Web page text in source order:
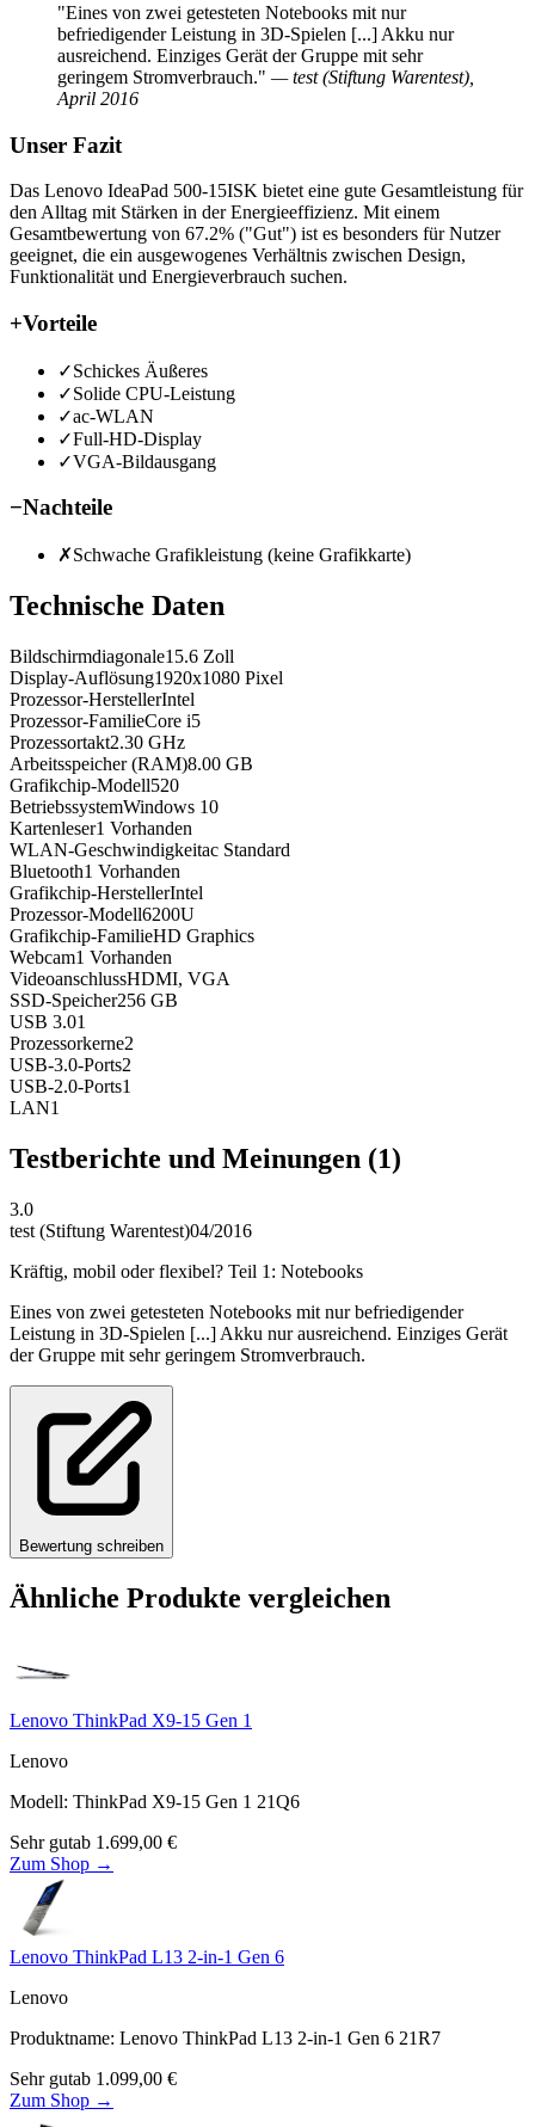
"Eines von zwei getesteten Notebooks mit nur
befriedigender Leistung in 3D-Spielen [...] Akku nur
ausreichend. Einziges Gerät der Gruppe mit sehr
geringem Stromverbrauch." — test (Stiftung Warentest),
April 2016
Unser Fazit
Das Lenovo IdeaPad 500-15ISK bietet eine gute Gesamtleistung für
den Alltag mit Stärken in der Energieeffizienz. Mit einem
Gesamtbewertung von 67.2% ("Gut") ist es besonders für Nutzer
geeignet, die ein ausgewogenes Verhältnis zwischen Design,
Funktionalität und Energieverbrauch suchen.
+Vorteile
✓Schickes Äußeres
✓Solide CPU-Leistung
✓ac-WLAN
✓Full-HD-Display
✓VGA-Bildausgang
−Nachteile
✗Schwache Grafikleistung (keine Grafikkarte)
Technische Daten
Bildschirmdiagonale15.6 Zoll
Display-Auflösung1920x1080 Pixel
Prozessor-HerstellerIntel
Prozessor-FamilieCore i5
Prozessortakt2.30 GHz
Arbeitsspeicher (RAM)8.00 GB
Grafikchip-Modell520
BetriebssystemWindows 10
Kartenleser1 Vorhanden
WLAN-Geschwindigkeitac Standard
Bluetooth1 Vorhanden
Grafikchip-HerstellerIntel
Prozessor-Modell6200U
Grafikchip-FamilieHD Graphics
Webcam1 Vorhanden
VideoanschlussHDMI, VGA
SSD-Speicher256 GB
USB 3.01
Prozessorkerne2
USB-3.0-Ports2
USB-2.0-Ports1
LAN1
Testberichte und Meinungen (1)
3.0
test (Stiftung Warentest)04/2016
Kräftig, mobil oder flexibel? Teil 1: Notebooks
Eines von zwei getesteten Notebooks mit nur befriedigender
Leistung in 3D-Spielen [...] Akku nur ausreichend. Einziges Gerät
der Gruppe mit sehr geringem Stromverbrauch.
Bewertung schreiben
Ähnliche Produkte vergleichen
Lenovo ThinkPad X9-15 Gen 1
Lenovo
Modell: ThinkPad X9-15 Gen 1 21Q6
Sehr gutab 1.699,00 €
Zum Shop →
Lenovo ThinkPad L13 2-in-1 Gen 6
Lenovo
Produktname: Lenovo ThinkPad L13 2-in-1 Gen 6 21R7
Sehr gutab 1.099,00 €
Zum Shop →